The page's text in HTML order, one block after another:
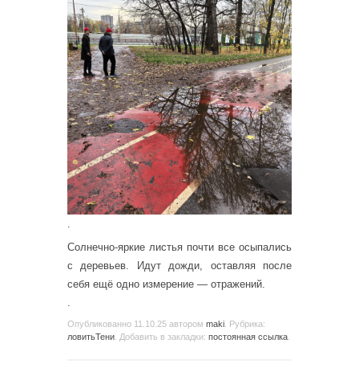
Солнечно-яркие листья почти все осыпались
с деревьев. Идут дожди, оставляя после
себя ещё одно измерение — отражений.
.
Опубликованно 11.10.25 автором maki . Рубрика:
ловитьТени . Добавить в закладки: постоянная ссылка